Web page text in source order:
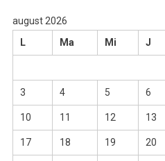
august 2026
L
Ma Mi J
3 4 5 6
10 11 12 13
17 18 19 20